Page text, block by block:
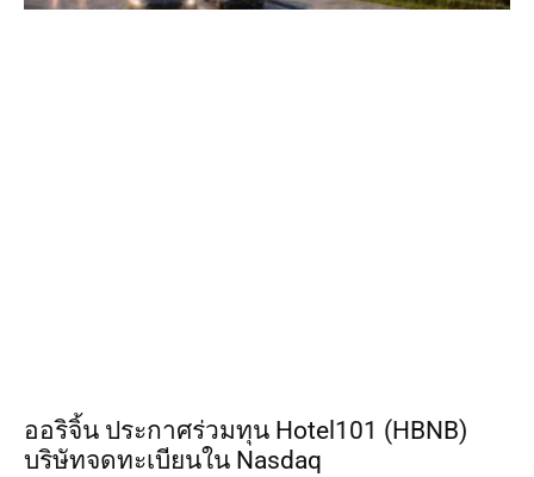
ออริจิ้น ประกาศร่วมทุน Hotel101 (HBNB)
บริษัทจดทะเบียนใน Nasdaq